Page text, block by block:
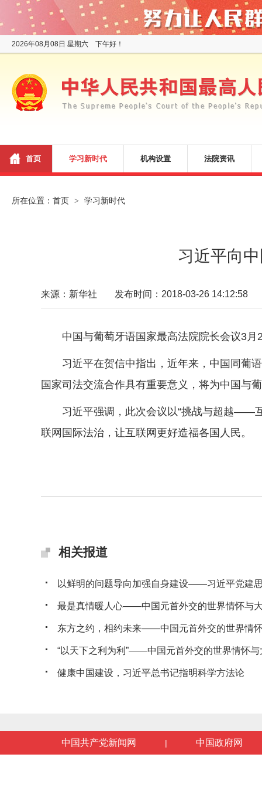
2026年08月08日 星期六 下午好！
首页 学习新时代 机构设置 法院资讯
所在位置： 首页 > 学习新时代
习近平向
来源：新华社 发布时间：2018-03-26 14:12:58
中国与葡萄牙语国家最高法院院长会议3月
习近平在贺信中指出，近年来，中国同葡语
国家司法交流合作具有重要意义，将为中国与
习近平强调，此次会议以“挑战与超越——互
联网国际法治，让互联网更好造福各国人民。
相关报道
以鲜明的问题导向加强自身建设——习近平党建
最是真情暖人心——中国元首外交的世界情怀与
东方之约，相约未来——中国元首外交的世界情
“以天下之利为利”——中国元首外交的世界情怀与
健康中国建设，习近平总书记指明科学方法论
中国共产党新闻网 | 中国政府网